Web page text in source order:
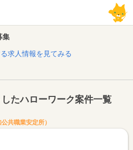
集
求人情報を見てみる
たハローワーク案件一覧
共職業安定所）